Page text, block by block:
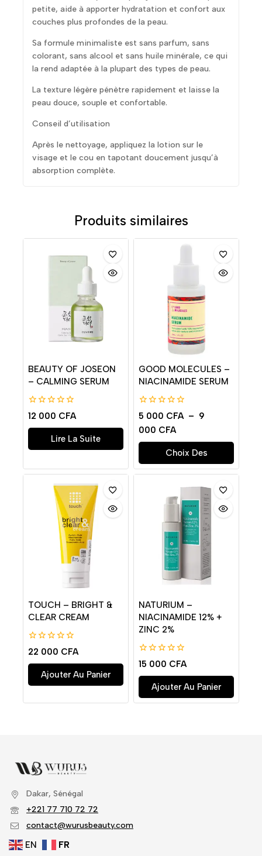
petite, aide à apporter hydratation et confort aux
couches plus profondes de la peau.
Sa formule minimaliste est sans parfum, sans
colorant, sans alcool et sans huile minérale, ce qui
la rend adaptée à la plupart des types de peau.
La texture légère pénètre rapidement et laisse la
peau douce, souple et confortable.
Conseil d’utilisation
Après le nettoyage, appliquez la lotion sur le
visage et le cou en tapotant doucement jusqu’à
absorption complète.
Produits similaires
BEAUTY OF JOSEON
– CALMING SERUM
0
de
5
12 000 CFA
Lire La Suite
GOOD MOLECULES –
NIACINAMIDE SERUM
0
de
5
5 000 CFA – 9
000 CFA
Choix Des
Options
TOUCH – BRIGHT &
CLEAR CREAM
0
de
5
22 000 CFA
Ajouter Au Panier
NATURIUM –
NIACINAMIDE 12% +
ZINC 2%
0
de
5
15 000 CFA
Ajouter Au Panier
Dakar, Sénégal
+221 77 710 72 72
contact@wurusbeauty.com
EN FR